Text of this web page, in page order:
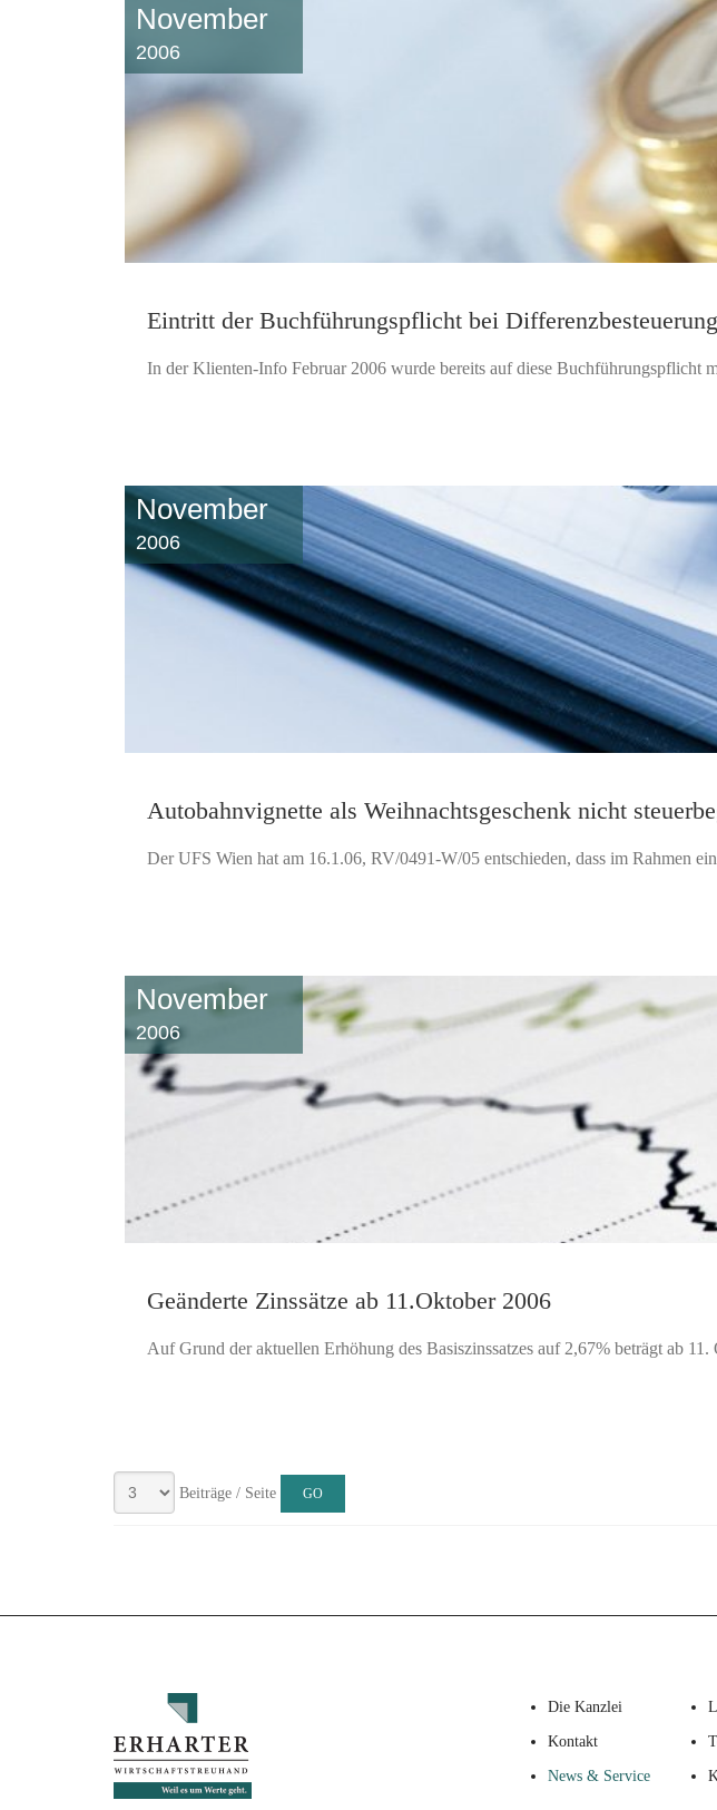
November
2006
Eintritt der Buchführungspflicht bei Differenzbesteuerung
In der Klienten-Info Februar 2006 wurde bereits auf diese Buchführungspflicht
November
2006
Autobahnvignette als Weihnachtsgeschenk nicht
Der UFS Wien hat am 16.1.06, RV/0491-W/05 entschieden, dass im Rahmen
November
2006
Geänderte Zinssätze ab 11.Oktober 2006
Auf Grund der aktuellen Erhöhung des Basiszinssatzes auf 2,67% beträgt ab
Beiträge / Seite
Die Kanzlei
Kontakt
News & Service